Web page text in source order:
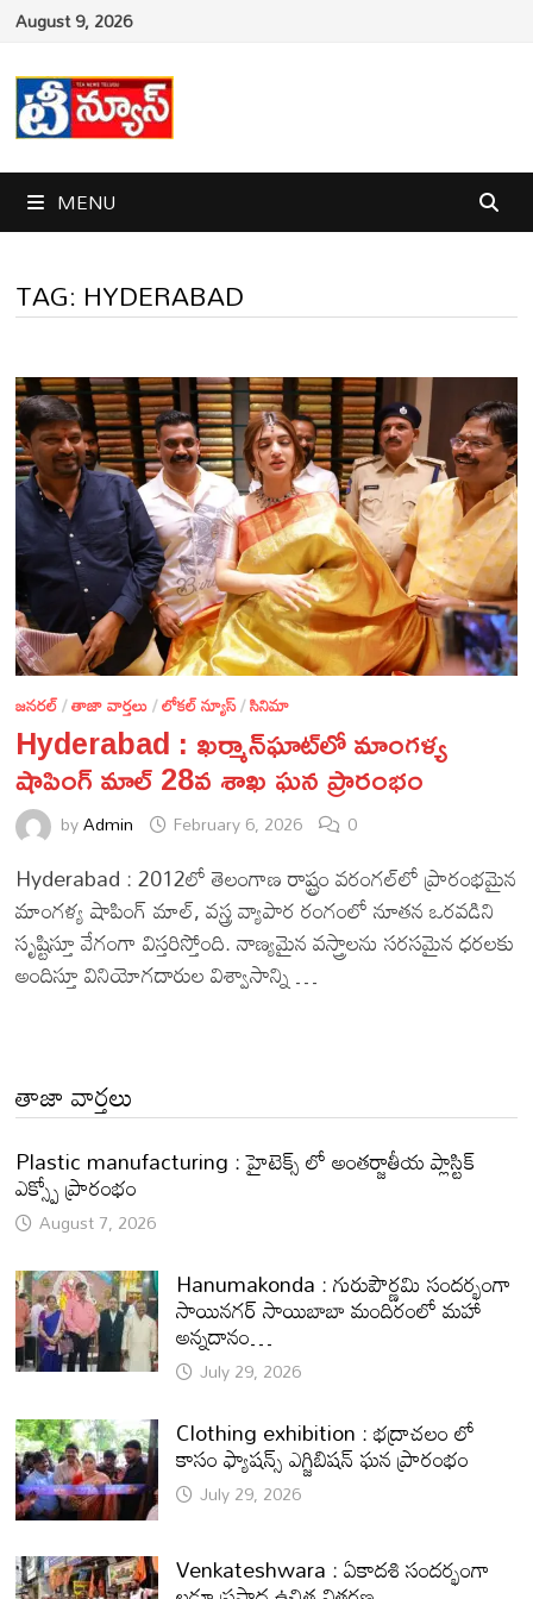
Skip
content
August 9, 2026
MENU
TAG: HYDERABAD
జనరల్/తాజా వార్తలు/లోకల్ న్యూస్/సినిమా
Hyderabad : ఖర్మాన్‌ఘాట్‌లో మాంగళ్య
షాపింగ్ మాల్ 28వ శాఖ ఘన ప్రారంభం
byAdmin February 6, 2026 0
Hyderabad : 2012లో తెలంగాణ రాష్ట్రం వరంగల్‌లో ప్రారంభమైన
మాంగళ్య షాపింగ్ మాల్, వస్త్ర వ్యాపార రంగంలో నూతన ఒరవడిని
సృష్టిస్తూ వేగంగా విస్తరిస్తోంది. నాణ్యమైన వస్త్రాలను సరసమైన ధరలకు
అందిస్తూ వినియోగదారుల విశ్వాసాన్ని …
తాజా వార్తలు
Plastic manufacturing : హైటెక్స్ లో అంతర్జాతీయ ప్లాస్టిక్
ఎక్స్పో ప్రారంభం
August 7, 2026
Hanumakonda : గురుపౌర్ణమి సందర్భంగా
సాయినగర్‌ సాయిబాబా మందిరంలో మహా
అన్నదానం…
July 29, 2026
Clothing exhibition : భద్రాచలం లో
కాసం ఫ్యాషన్స్ ఎగ్జిబిషన్ ఘన ప్రారంభం
July 29, 2026
Venkateshwara : ఏకాదశి సందర్భంగా